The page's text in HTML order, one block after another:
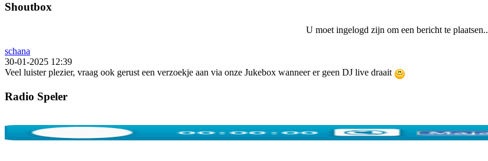
Shoutbox
U moet ingelogd zijn om een bericht te plaatsen..
schana
30-01-2025 12:39
Veel luister plezier, vraag ook gerust een verzoekje aan via onze Jukebox wanneer er geen DJ live draait
Radio Speler